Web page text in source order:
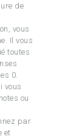
de
vous
Il vous
toutes
0.
vous
ou
par
et